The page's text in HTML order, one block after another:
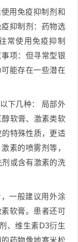
用免疫抑制剂和
抑制剂：药物选
常使用免疫抑制
项：但寻常型银
能存在一些潜在
下几种： 局部外
软膏、激素类软
特殊性质，更适
素的喷雾剂等，
或含有激素的洗
一般建议用外涂
软膏。患者还可
、维生素D3衍生
药物像地塞米松